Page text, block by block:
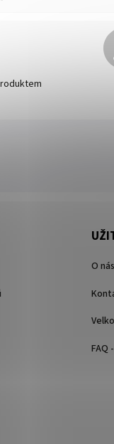
O nás
FAQ